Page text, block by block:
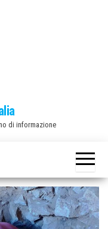
di informazione